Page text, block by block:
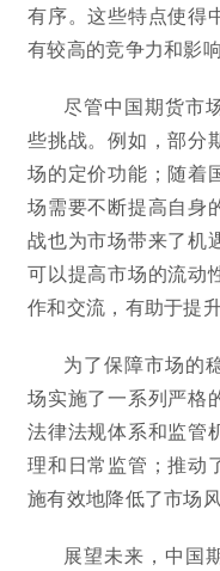
有序。这些特点使得
有较高的竞争力和影响
尽管中国期货市
些挑战。例如，部分
场的定价功能；随着
场需要不断提高自身
战也为市场带来了机
可以提高市场的流动
作和交流，有助于提
为了保障市场的
场实施了一系列严格
法律法规体系和监管
理和日常监管；推动
施有效地降低了市场
展望未来，中国